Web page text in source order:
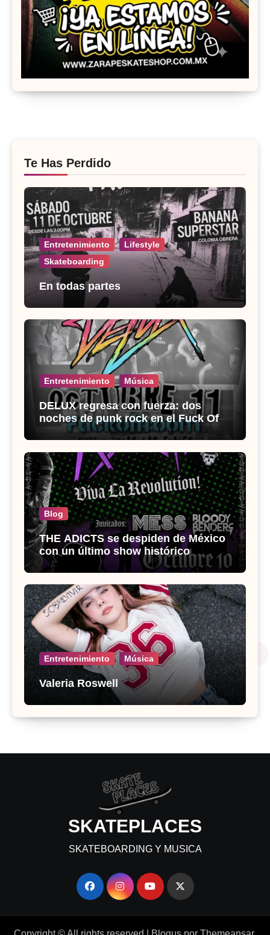
Te Has Perdido
Entretenimiento
Lifestyle
Skateboarding
En todas partes
Entretenimiento Música
DELUX regresa con fuerza: dos
noches de punk rock en el Fuck Off
Room
Blog
THE ADICTS se despiden de México
con un último show histórico
Entretenimiento Música
Valeria Roswell
SKATEPLACES
SKATEBOARDING Y MUSICA